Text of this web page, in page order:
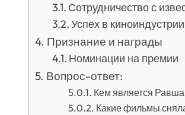
Сотрудничество с
Успех в киноиндустрии
Признание и награды
Номинации на премии
Вопрос-ответ:
Кем является
Какие фильмы